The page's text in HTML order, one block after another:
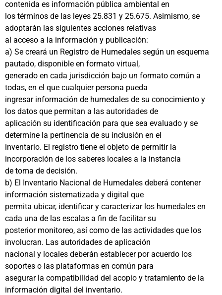
contenida es información pública ambiental en
los términos de las leyes 25.831 y 25.675. Asimismo, se
adoptarán las siguientes acciones relativas
al acceso a la información y publicación:
a) Se creará un Registro de Humedales según un esquema
pautado, disponible en formato virtual,
generado en cada jurisdicción bajo un formato común a
todas, en el que cualquier persona pueda
ingresar información de humedales de su conocimiento y
los datos que permitan a las autoridades de
aplicación su identificación para que sea evaluado y se
determine la pertinencia de su inclusión en el
inventario. El registro tiene el objeto de permitir la
incorporación de los saberes locales a la instancia
de toma de decisión.
b) El Inventario Nacional de Humedales deberá contener
información sistematizada y digital que
permita ubicar, identificar y caracterizar los humedales en
cada una de las escalas a fin de facilitar su
posterior monitoreo, así como de las actividades que los
involucran. Las autoridades de aplicación
nacional y locales deberán establecer por acuerdo los
soportes o las plataformas en común para
asegurar la compatibilidad del acopio y tratamiento de la
información digital del inventario.